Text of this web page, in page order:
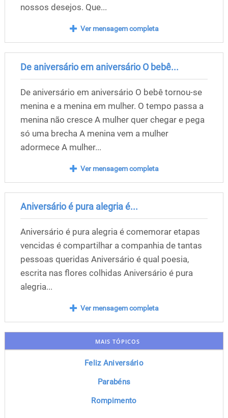
nossos desejos. Que...
Ver mensagem completa
De aniversário em aniversário O bebê...
De aniversário em aniversário O bebê tornou-se
menina e a menina em mulher. O tempo passa a
menina não cresce A mulher quer chegar e pega
só uma brecha A menina vem a mulher
adormece A mulher...
Ver mensagem completa
Aniversário é pura alegria é...
Aniversário é pura alegria é comemorar etapas
vencidas é compartilhar a companhia de tantas
pessoas queridas Aniversário é qual poesia,
escrita nas flores colhidas Aniversário é pura
alegria...
Ver mensagem completa
MAIS TÓPICOS
Feliz Aniversário
Parabéns
Rompimento